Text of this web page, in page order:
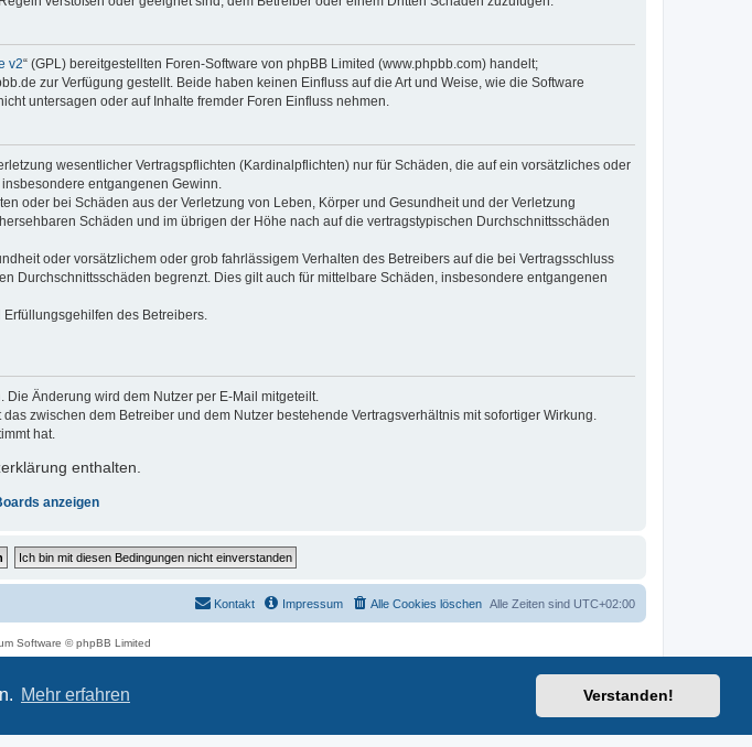
Mehr erfahren Verstanden!
v2“ (GPL) bereitgestellten Foren-Software von phpBB Limited (www.phpbb.com) handelt;
zur Verfügung gestellt. Beide haben keinen Einfluss auf die Art und Weise, wie die Software
untersagen oder auf Inhalte fremder Foren Einfluss nehmen.
wesentlicher Vertragspflichten (Kardinalpflichten) nur für Schäden, die auf ein vorsätzliches oder
entgangenen Gewinn.
oder bei Schäden aus der Verletzung von Leben, Körper und Gesundheit und der Verletzung
Schäden und im übrigen der Höhe nach auf die vertragstypischen Durchschnittsschäden
oder vorsätzlichem oder grob fahrlässigem Verhalten des Betreibers auf die bei Vertragsschluss
Durchschnittsschäden begrenzt. Dies gilt auch für mittelbare Schäden, insbesondere entgangenen
des Betreibers.
Änderung wird dem Nutzer per E-Mail mitgeteilt.
zwischen dem Betreiber und dem Nutzer bestehende Vertragsverhältnis mit sofortiger Wirkung.
hat.
enthalten.
anzeigen
Alle Zeiten sind UTC+02:00
Alle Cookies löschen
Impressum
Kontakt
Software © phpBB Limited